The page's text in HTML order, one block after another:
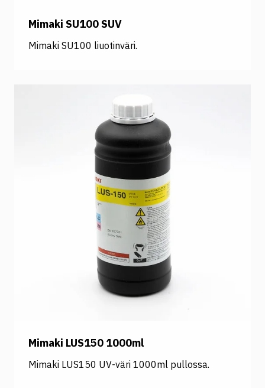
Mimaki SU100 SUV
Mimaki SU100 liuotinväri.
Mimaki LUS150 1000ml
Mimaki LUS150 UV-väri 1000ml pullossa.